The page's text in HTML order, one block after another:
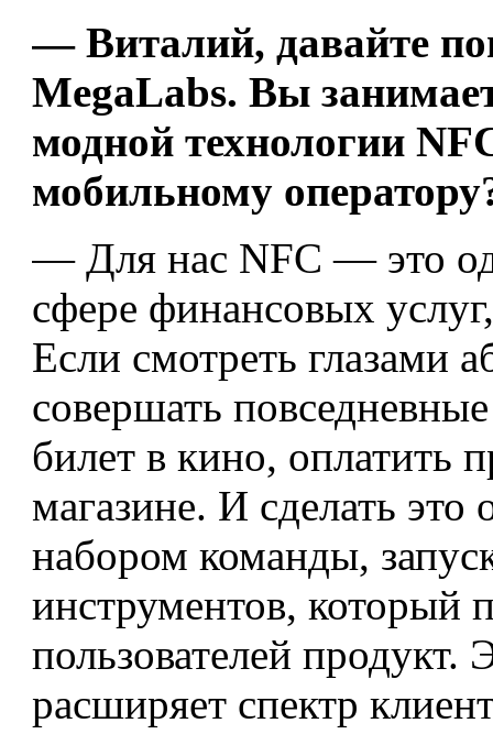
— Виталий, давайте
MegaLabs. Вы
модной технологии
мобильному
— Для нас NFC — это
сфере финансовых
Если смотреть глазами
совершать
билет в кино, оплатить
магазине. И сделать
набором команды,
инструментов, который
пользователей продукт.
расширяет спектр